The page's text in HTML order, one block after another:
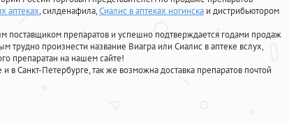
аптеках, силденафила,Сиалис в аптеках ногинска и дистрибьютором
поставщиком препаратов и успешно подтверждается годами продаж
трудно произнести название Виагра или Сиалис в аптеке вслух,
препаратан на нашем сайте!
в Санкт-Петербурге, так же возможна доставка препаратов почтой